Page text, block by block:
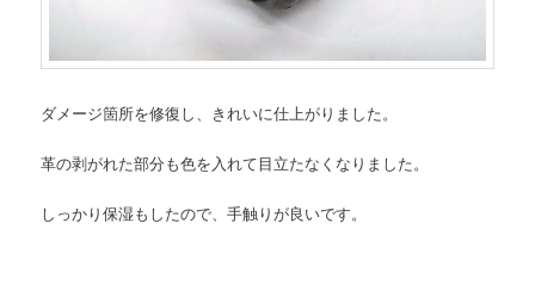
ダメージ箇所を修復し、きれいに仕上がりました。
革の剥がれた部分も色を入れて目立たなくなりました。
しっかり保湿もしたので、手触りが良いです。